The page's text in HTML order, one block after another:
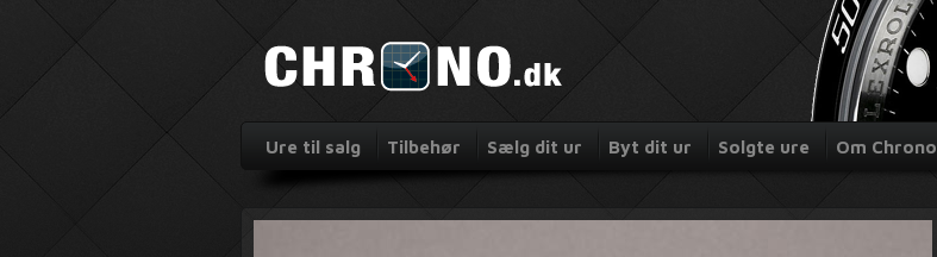
Ure til salg Tilbehør Sælg dit ur Byt dit ur Solgte ure Om Chrono